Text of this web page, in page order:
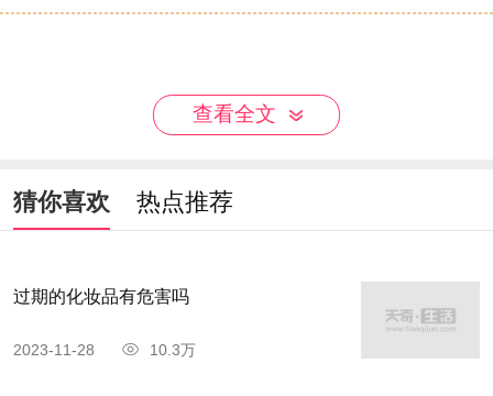
查看全文
猜你喜欢 热点推荐
过期的化妆品有危害吗
2023-11-28 10.3万